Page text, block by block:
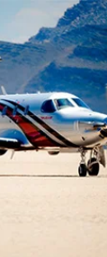
: Los 3
de